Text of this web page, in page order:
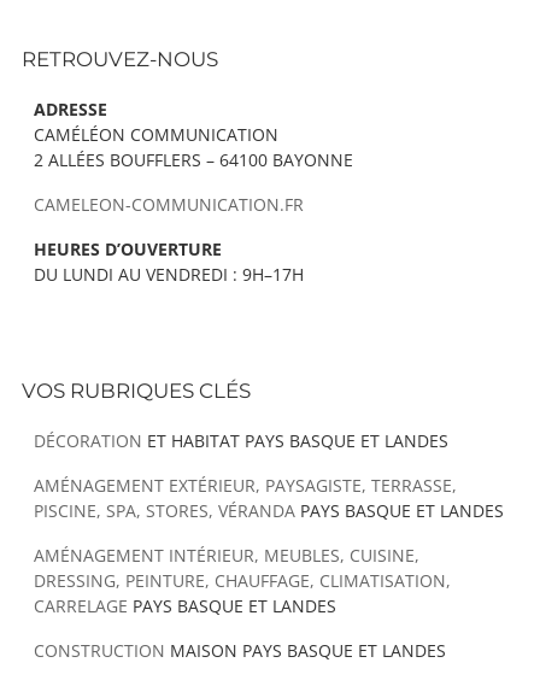
RETROUVEZ-NOUS
ADRESSE
CAMÉLÉON COMMUNICATION
2 ALLÉES BOUFFLERS – 64100 BAYONNE
CAMELEON-COMMUNICATION.FR
HEURES D’OUVERTURE
DU LUNDI AU VENDREDI : 9H–17H
VOS RUBRIQUES CLÉS
DÉCORATION ET HABITAT PAYS BASQUE ET LANDES
AMÉNAGEMENT EXTÉRIEUR, PAYSAGISTE, TERRASSE,
PISCINE, SPA, STORES, VÉRANDA PAYS BASQUE ET LANDES
AMÉNAGEMENT INTÉRIEUR, MEUBLES, CUISINE,
DRESSING, PEINTURE, CHAUFFAGE, CLIMATISATION,
CARRELAGE PAYS BASQUE ET LANDES
CONSTRUCTION MAISON PAYS BASQUE ET LANDES